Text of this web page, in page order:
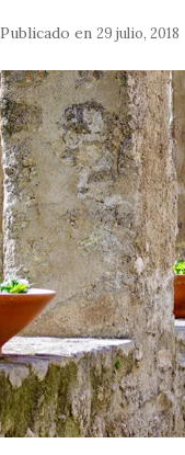
Publicado en 29 julio, 2018